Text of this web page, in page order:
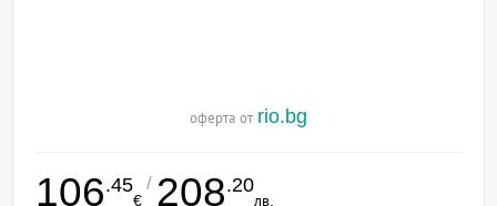
оферта от rio.bg
106.45
€
/ 208.20
лв.